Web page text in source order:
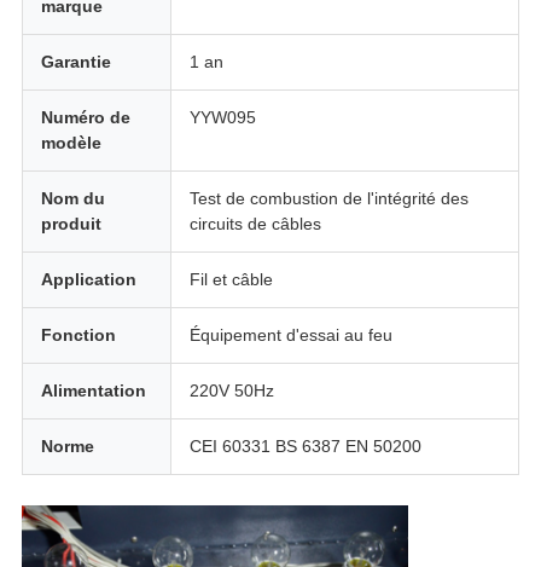
marque
Garantie 1 an
Numéro de
modèle
YYW095
Nom du
produit
Test de combustion de l'intégrité des
circuits de câbles
Application Fil et câble
Fonction Équipement d'essai au feu
Alimentation 220V 50Hz
Norme CEI 60331 BS 6387 EN 50200